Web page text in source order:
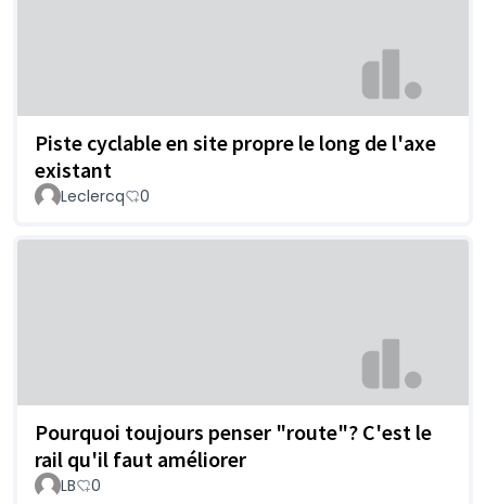
Piste cyclable en site propre le long de l'axe
existant
Leclercq 0
Pourquoi toujours penser "route"? C'est le
rail qu'il faut améliorer
LB 0